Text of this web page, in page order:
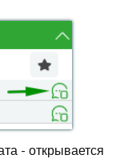
- открывается